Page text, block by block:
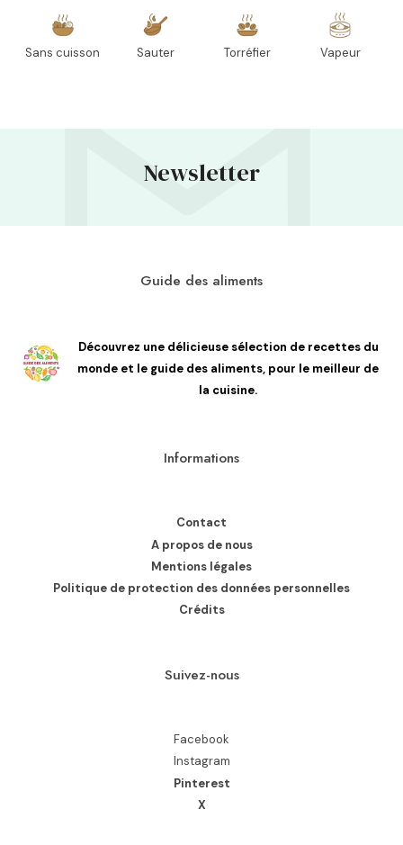
Sans cuisson Sauter Torréfier Vapeur
Newsletter
Guide des aliments
Découvrez une délicieuse sélection de recettes du
monde et le guide des aliments, pour le meilleur de
la cuisine.
Informations
Contact
A propos de nous
Mentions légales
Politique de protection des données personnelles
Crédits
Suivez-nous
Facebook
Instagram
Pinterest
X